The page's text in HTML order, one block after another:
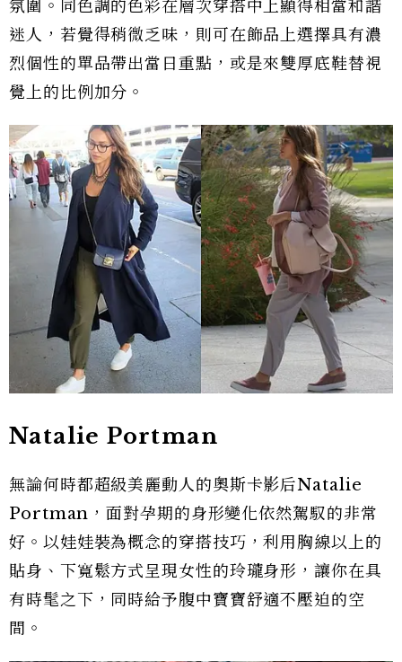
氛圍。同色調的色彩在層次穿搭中上顯得相當和諧
迷人，若覺得稍微乏味，則可在飾品上選擇具有濃
烈個性的單品帶出當日重點，或是來雙厚底鞋替視
覺上的比例加分。
Natalie Portman
無論何時都超級美麗動人的奧斯卡影后Natalie
Portman，面對孕期的身形變化依然駕馭的非常
好。以娃娃裝為概念的穿搭技巧，利用胸線以上的
貼身、下寬鬆方式呈現女性的玲瓏身形，讓你在具
有時髦之下，同時給予腹中寶寶舒適不壓迫的空
間。